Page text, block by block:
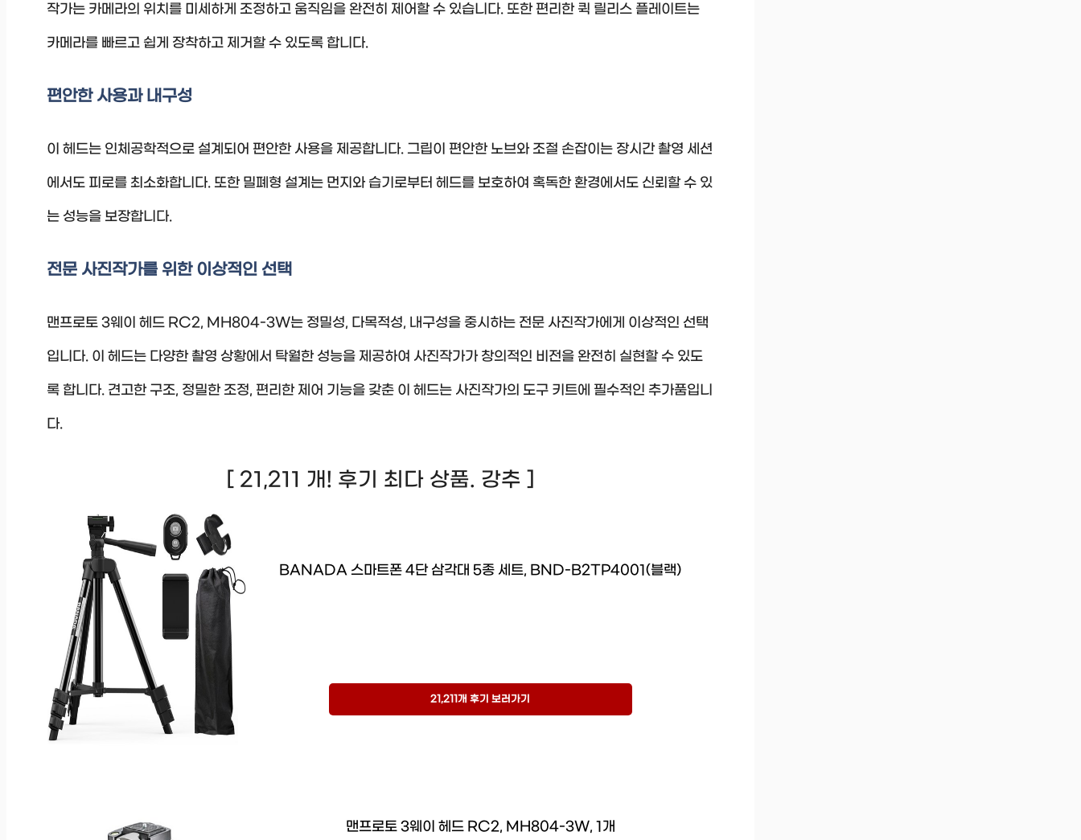
작가는 카메라의 위치를 미세하게 조정하고 움직임을 완전히 제어할 수 있습니다. 또한 편리한 퀵 릴리스 플레이트는
카메라를 빠르고 쉽게 장착하고 제거할 수 있도록 합니다.
편안한 사용과 내구성
이 헤드는 인체공학적으로 설계되어 편안한 사용을 제공합니다. 그립이 편안한 노브와 조절 손잡이는 장시간 촬영 세션
에서도 피로를 최소화합니다. 또한 밀폐형 설계는 먼지와 습기로부터 헤드를 보호하여 혹독한 환경에서도 신뢰할 수 있
는 성능을 보장합니다.
전문 사진작가를 위한 이상적인 선택
맨프로토 3웨이 헤드 RC2, MH804-3W는 정밀성, 다목적성, 내구성을 중시하는 전문 사진작가에게 이상적인 선택
입니다. 이 헤드는 다양한 촬영 상황에서 탁월한 성능을 제공하여 사진작가가 창의적인 비전을 완전히 실현할 수 있도
록 합니다. 견고한 구조, 정밀한 조정, 편리한 제어 기능을 갖춘 이 헤드는 사진작가의 도구 키트에 필수적인 추가품입니
다.
[ 21,211 개! 후기 최다 상품. 강추 ]
BANADA 스마트폰 4단 삼각대 5종 세트, BND-B2TP4001(블랙)
21,211개 후기 보러가기
맨프로토 3웨이 헤드 RC2, MH804-3W, 1개